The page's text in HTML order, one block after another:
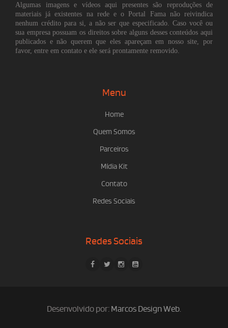
Algumas imagens e vídeos aqui presentes são reproduções de
materiais já existentes na rede e o Portal Fama não reivindica
nenhum crédito para si, a não ser que especificado. Caso você ou
sua empresa possuam os direitos sobre alguns desses conteúdos aqui
publicados e não querem que eles apareçam em nosso site, por
favor, entre em contato e ele será prontamente removido.
Menu
Home
Quem Somos
Parceiros
Mídia Kit
Contato
Redes Sociais
Redes Sociais
Desenvolvido por: Marcos Design Web.